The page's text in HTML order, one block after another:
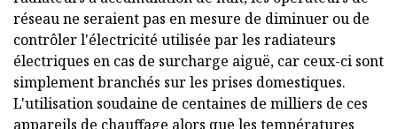
réseau ne seraient pas en mesure de diminuer ou de
contrôler l'électricité utilisée par les radiateurs
électriques en cas de surcharge aiguë, car ceux-ci sont
simplement branchés sur les prises domestiques.
L'utilisation soudaine de centaines de milliers de ces
appareils de chauffage alors que les températures